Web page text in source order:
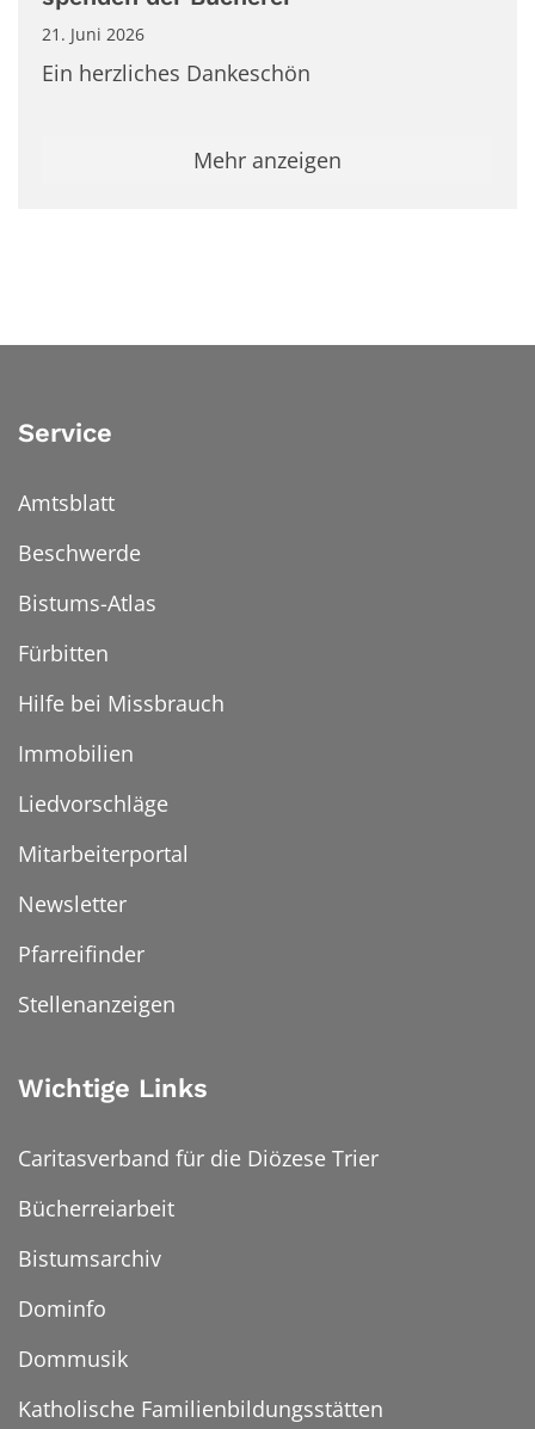
21. Juni 2026
Ein herzliches Dankeschön
Mehr anzeigen
Service
Amtsblatt
Beschwerde
Bistums-Atlas
Fürbitten
Hilfe bei Missbrauch
Immobilien
Liedvorschläge
Mitarbeiterportal
Newsletter
Pfarreifinder
Stellenanzeigen
Wichtige Links
Caritasverband für die Diözese Trier
Bücherreiarbeit
Bistumsarchiv
Dominfo
Dommusik
Katholische Familienbildungsstätten